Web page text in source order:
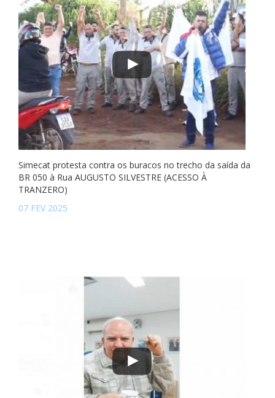
Simecat protesta contra os buracos no trecho da saída da
BR 050 à Rua AUGUSTO SILVESTRE (ACESSO À
TRANZERO)
07 FEV 2025